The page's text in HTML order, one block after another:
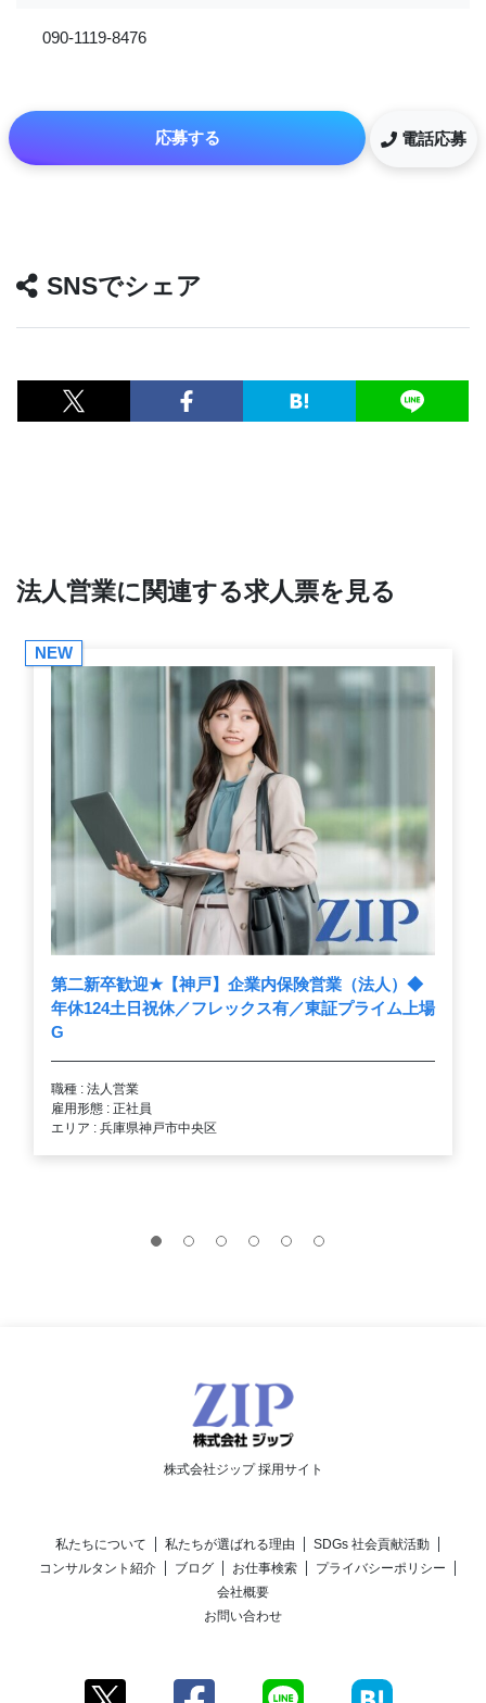
090-1119-8476
応募する 電話応募
SNSでシェア
法人営業に関連する求人票を見る
NEW
第二新卒歓迎★【神戸】企業内保険営業（法人）◆
年休124土日祝休／フレックス有／東証プライム上場
G
職種 : 法人営業
雇用形態 : 正社員
エリア : 兵庫県神戸市中央区
株式会社ジップ 採用サイト
私たちについて 私たちが選ばれる理由
SDGs 社会貢献活動
コンサルタント紹介
ブログ お仕事検索
プライバシーポリシー
会社概要
お問い合わせ